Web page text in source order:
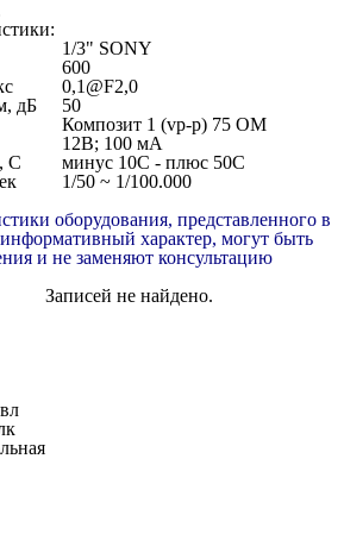
1/3" SONY
600
0,1@F2,0
дБ
50
Композит 1 (vp-p) 75 OM
12B; 100 мA
С
минус 10С - плюс 50С
1/50 ~ 1/100.000
оборудования, представленного в
информативный характер, могут быть
и не заменяют консультацию
Записей не найдено.